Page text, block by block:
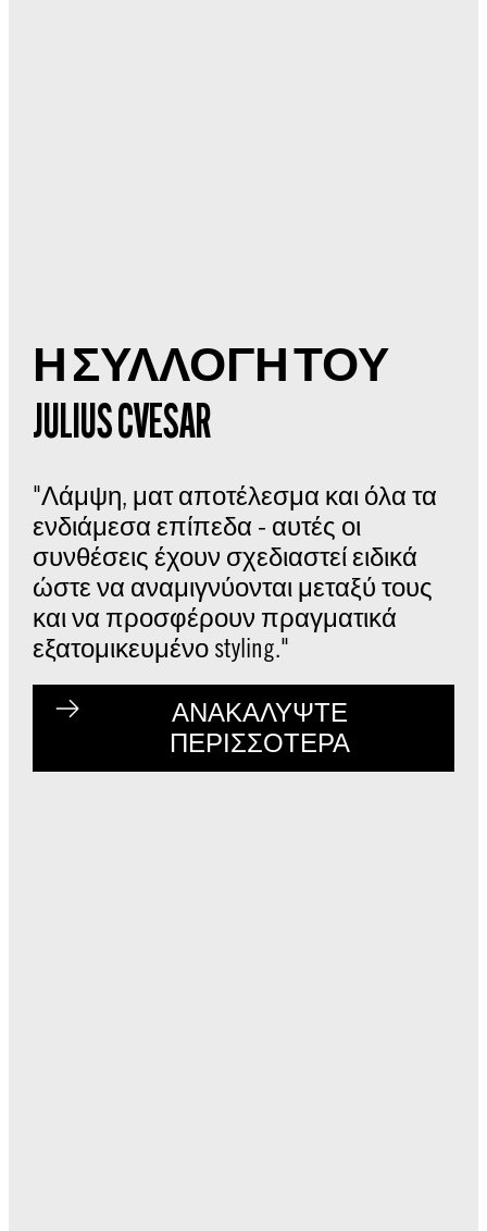
Η ΣΥΛΛΟΓΗ ΤΟΥ
JULIUS CVESAR
"Λάμψη, ματ αποτέλεσμα και όλα τα
ενδιάμεσα επίπεδα - αυτές οι
συνθέσεις έχουν σχεδιαστεί ειδικά
ώστε να αναμιγνύονται μεταξύ τους
και να προσφέρουν πραγματικά
εξατομικευμένο styling."
ΑΝΑΚΑΛΥΨΤΕ
ΠΕΡΙΣΣΟΤΕΡΑ